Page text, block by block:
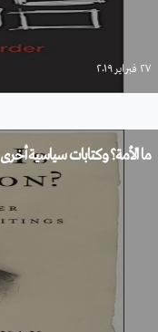
۲۷ فبراير ۲۰۱۹
ما الأمة؟ وكتابات سياسية أخرى